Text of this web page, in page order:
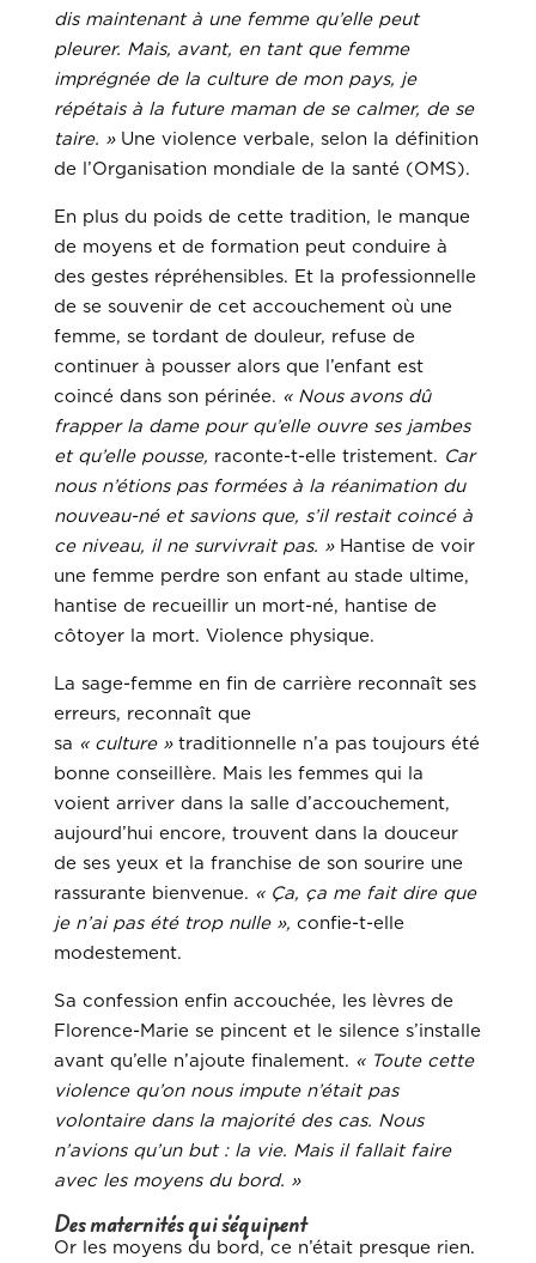
dis maintenant à une femme qu’elle peut
pleurer. Mais, avant, en tant que femme
imprégnée de la culture de mon pays, je
répétais à la future maman de se calmer, de se
taire. »Une violence verbale, selon la définition
de l’Organisation mondiale de la santé (OMS).
En plus du poids de cette tradition, le manque
de moyens et de formation peut conduire à
des gestes répréhensibles. Et la professionnelle
de se souvenir de cet accouchement où une
femme, se tordant de douleur, refuse de
continuer à pousser alors que l’enfant est
coincé dans son périnée. « Nous avons dû
frapper la dame pour qu’elle ouvre ses jambes
et qu’elle pousse, raconte-t-elle tristement. Car
nous n’étions pas formées à la réanimation du
nouveau-né et savions que, s’il restait coincé à
ce niveau, il ne survivrait pas. »Hantise de voir
une femme perdre son enfant au stade ultime,
hantise de recueillir un mort-né, hantise de
côtoyer la mort. Violence physique.
La sage-femme en fin de carrière reconnaît ses
erreurs, reconnaît que
sa « culture »traditionnelle n’a pas toujours été
bonne conseillère. Mais les femmes qui la
voient arriver dans la salle d’accouchement,
aujourd’hui encore, trouvent dans la douceur
de ses yeux et la franchise de son sourire une
rassurante bienvenue. « Ça, ça me fait dire que
je n’ai pas été trop nulle », confie-t-elle
modestement.
Sa confession enfin accouchée, les lèvres de
Florence-Marie se pincent et le silence s’installe
avant qu’elle n’ajoute finalement. « Toute cette
violence qu’on nous impute n’était pas
volontaire dans la majorité des cas. Nous
n’avions qu’un but : la vie. Mais il fallait faire
avec les moyens du bord. »
Des maternités qui s’équipent
Or les moyens du bord, ce n’était presque rien.